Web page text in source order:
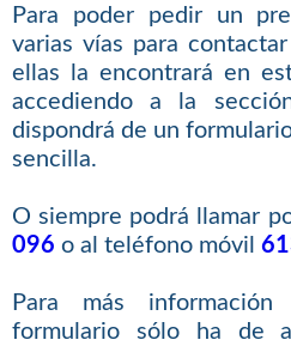
Para poder pedir un
varias vías para
ellas la encontrará en
accediendo a la
dispondrá de un
sencilla.
O siempre podrá llamar
096 o al teléfono móvil
Para más
formulario sólo ha de